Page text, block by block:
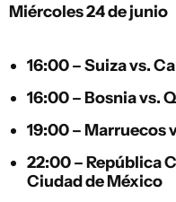
Miércoles 24 de junio
16:00 –Suizavs.
16:00 – Bosniavs.
19:00 – Marruecos
22:00 –República
Ciudad de México